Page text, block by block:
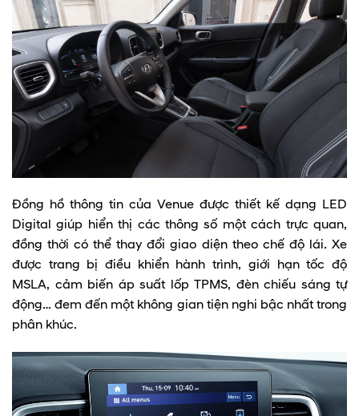
Đồng hồ thông tin của Venue được thiết kế dạng LED
Digital giúp hiển thị các thông số một cách trực quan,
đồng thời có thể thay đổi giao diện theo chế độ lái. Xe
được trang bị điều khiển hành trình, giới hạn tốc độ
MSLA, cảm biến áp suất lốp TPMS, đèn chiếu sáng tự
động… đem đến một không gian tiện nghi bậc nhất trong
phân khúc.